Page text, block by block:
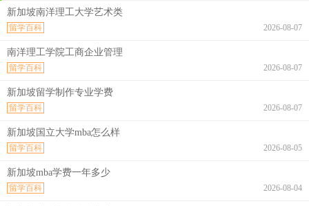
新加坡南洋理工大学艺术类
2026-08-07
留学百科
南洋理工学院工商企业管理
2026-08-07
留学百科
新加坡留学制作专业学费
2026-08-07
留学百科
新加坡国立大学mba怎么样
2026-08-05
留学百科
新加坡mba学费一年多少
2026-08-04
留学百科